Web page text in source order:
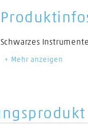
Mehr anzeigen